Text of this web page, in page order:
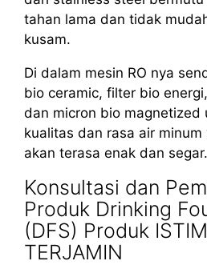
tahan lama dan tidak
kusam.
Di dalam mesin RO nya
bio ceramic, filter bio
dan micron bio magnetized
kualitas dan rasa air minum
akan terasa enak dan segar.
Konsultasi dan
Produk Drinking
(DFS) Produk
TERJAMIN